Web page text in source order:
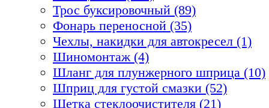
Трос буксировочный (89)
Фонарь переносной (35)
Чехлы, накидки для автокресел (1)
Шиномонтаж (4)
Шланг для плунжерного шприца (10)
Шприц для густой смазки (52)
Щетка стеклоочистителя (21)